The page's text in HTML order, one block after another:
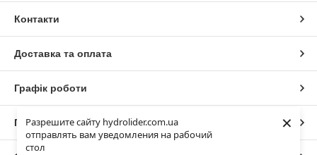
Разрешите сайту hydrolider.com.ua
отправлять вам уведомления на рабочий
стол
×
Контакти
Доставка та оплата
Графік роботи
Повна версія сайту